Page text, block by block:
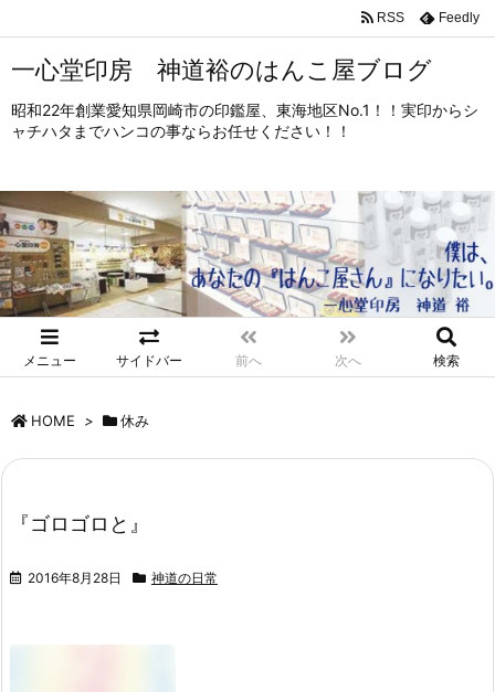
一心堂印房 神道裕のはんこ屋ブログ
昭和22年創業愛知県岡崎市の印鑑屋、東海地区No.1！！実印からシ
ャチハタまでハンコの事ならお任せください！！
メニュー サイドバー 前へ 次へ 検索
RSS Feedly
HOME > 休み
『ゴロゴロと』
2016年8月28日 神道の日常